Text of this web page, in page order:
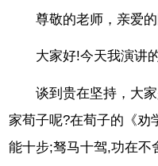
尊敬的老师，亲爱的
大家好!今天我演讲
谈到贵在坚持，大
家荀子呢?在荀子的《劝
能十步;驽马十驾,功在不